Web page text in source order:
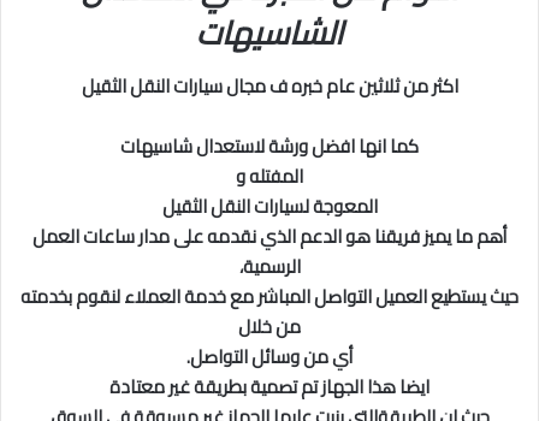
الشاسيهات
اكثر من ثلاثين عام خبره ف مجال سيارات النقل الثقيل
كما انها افضل ورشة لاستعدال شاسيهات
المفتله و
المعوجة لسيارات النقل الثقيل
أهم ما يميز فريقنا هو الدعم الذي نقدمه على مدار ساعات العمل
الرسمية،
حيث يستطيع العميل التواصل المباشر مع خدمة العملاء لنقوم بخدمته
من خلال
أي من وسائل التواصل.
ايضا هذا الجهاز تم تصمية بطريقة غير معتادة